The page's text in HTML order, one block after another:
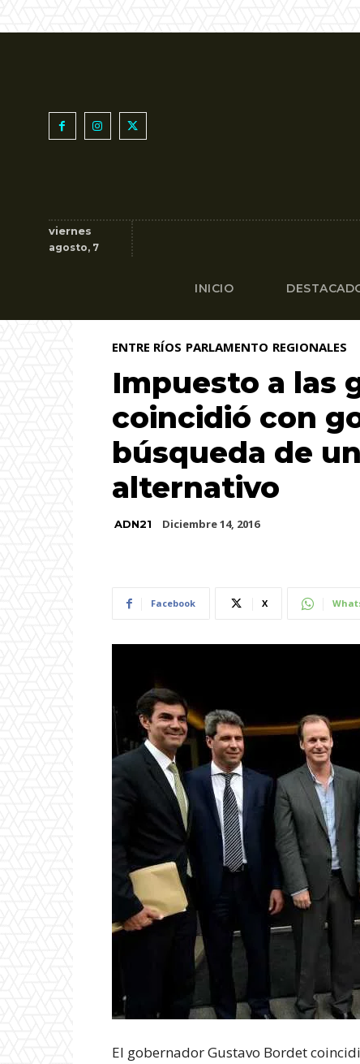
viernes
agosto, 7
INICIO
ENTRE RÍOS PARLAMENTO REGIONALES
Impuesto a las
coincidió con
búsqueda de
alternativo
ADN21 Diciembre 14, 2016
Facebook X
El gobernador Gustavo Bordet